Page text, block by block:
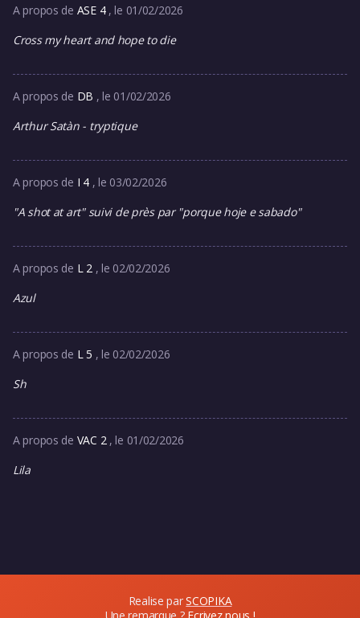
A propos de ASE 4 , le 01/02/2026
Cross my heart and hope to die
A propos de DB , le 01/02/2026
Arthur Satàn - tryptique
A propos de I 4 , le 03/02/2026
"A shot at art" suivi de près par "porque hoje e sabado"
A propos de L 2 , le 02/02/2026
Azul
A propos de L 5 , le 02/02/2026
Sh
A propos de VAC 2 , le 01/02/2026
Lila
Realise parSCOPIKA